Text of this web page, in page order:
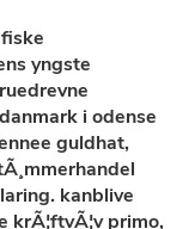
yngste
i odense
guldhat,
kanblive
krÃ¦ftvÃ¦v primo,